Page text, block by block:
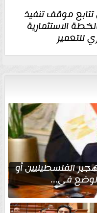
تتابع موقف تنفيذ
الاستثمارية
للتعمير
الفلسطينيين أو
في...